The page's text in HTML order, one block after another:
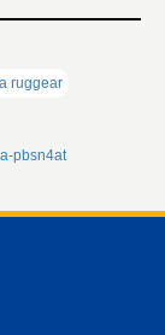
ruggear
pbsn4at